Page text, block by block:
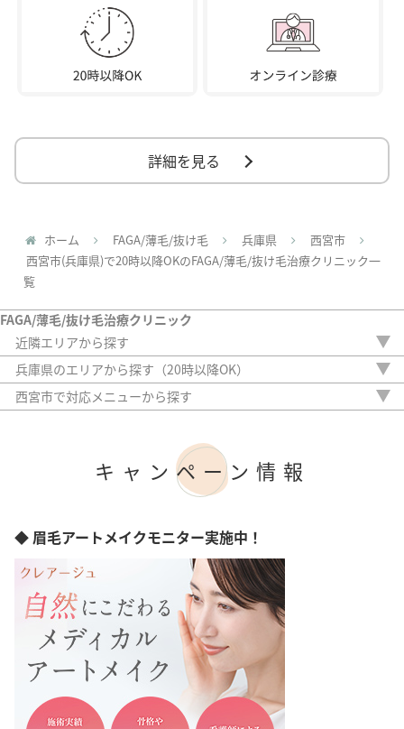
詳細を見る
ホーム FAGA/薄毛/抜け毛 兵庫県
西宮市
西宮市(兵庫県)で20時以降OKのFAGA/薄毛/抜け毛治療クリニック一
覧
FAGA/薄毛/抜け毛治療クリニック
近隣エリアから探す
三重県
滋賀県
京都府
兵庫県のエリアから探す（20時以降OK）
神戸市
明石市
西宮市で対応メニューから探す
アートメイク
キャンペーン情報
◆ 眉毛アートメイクモニター実施中！